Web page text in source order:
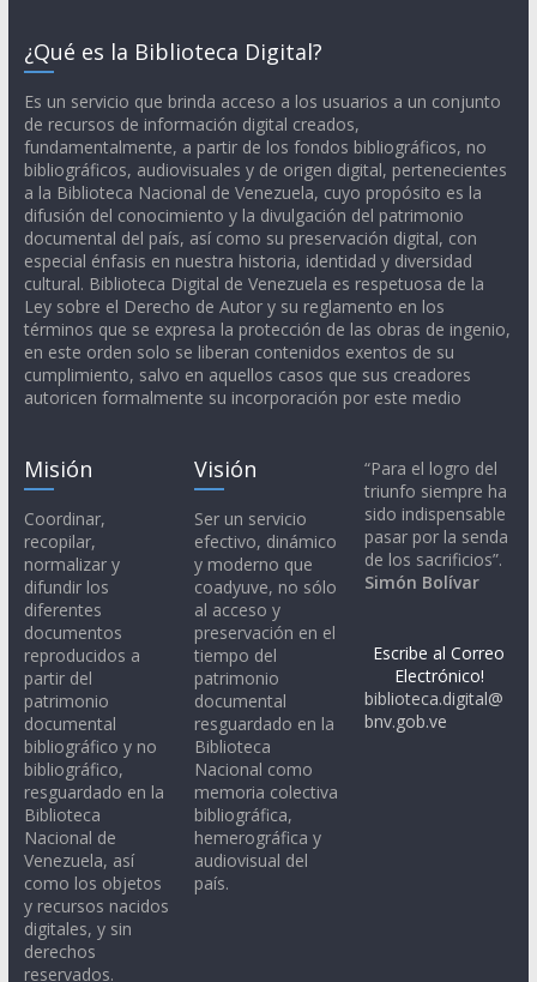
¿Qué es la Biblioteca Digital?
Es un servicio que brinda acceso a los usuarios a un conjunto
de recursos de información digital creados,
fundamentalmente, a partir de los fondos bibliográficos, no
bibliográficos, audiovisuales y de origen digital, pertenecientes
a la Biblioteca Nacional de Venezuela, cuyo propósito es la
difusión del conocimiento y la divulgación del patrimonio
documental del país, así como su preservación digital, con
especial énfasis en nuestra historia, identidad y diversidad
cultural. Biblioteca Digital de Venezuela es respetuosa de la
Ley sobre el Derecho de Autor y su reglamento en los
términos que se expresa la protección de las obras de ingenio,
en este orden solo se liberan contenidos exentos de su
cumplimiento, salvo en aquellos casos que sus creadores
autoricen formalmente su incorporación por este medio
Misión
Coordinar,
recopilar,
normalizar y
difundir los
diferentes
documentos
reproducidos a
partir del
patrimonio
documental
bibliográfico y no
bibliográfico,
resguardado en la
Biblioteca
Nacional de
Venezuela, así
como los objetos
y recursos nacidos
digitales, y sin
derechos
reservados.
Visión
Ser un servicio
efectivo, dinámico
y moderno que
coadyuve, no sólo
al acceso y
preservación en el
tiempo del
patrimonio
documental
resguardado en la
Biblioteca
Nacional como
memoria colectiva
bibliográfica,
hemerográfica y
audiovisual del
país.
“Para el logro del
triunfo siempre ha
sido indispensable
pasar por la senda
de los sacrificios”.
Simón Bolívar
Escribe al Correo
Electrónico!
biblioteca.digital@
bnv.gob.ve